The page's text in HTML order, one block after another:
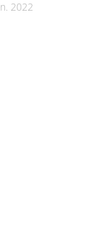
2022